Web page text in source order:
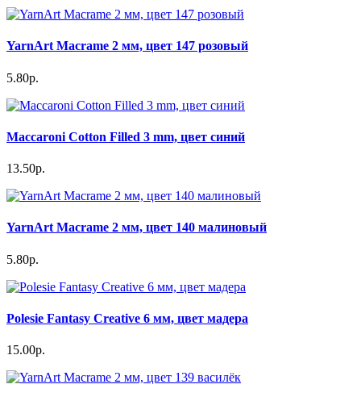
YarnArt Macrame 2 мм, цвет 147 розовый
5.80р.
Maccaroni Cotton Filled 3 mm, цвет синий
13.50р.
YarnArt Macrame 2 мм, цвет 140 малиновый
5.80р.
Polesie Fantasy Creative 6 мм, цвет мадера
15.00р.